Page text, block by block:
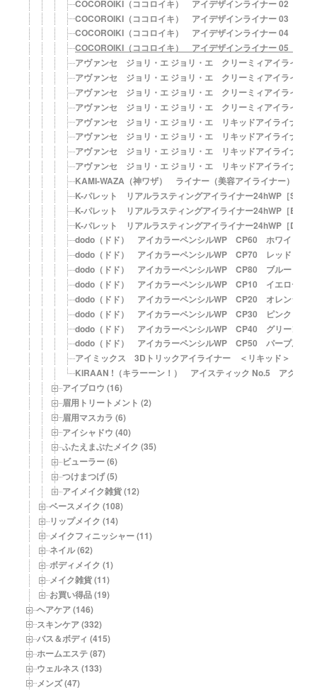
COCOROIKI（ココロイキ） アイデザインライナー 02 セピ
COCOROIKI（ココロイキ） アイデザインライナー 03 スタ
COCOROIKI（ココロイキ） アイデザインライナー 04 メイ
COCOROIKI（ココロイキ） アイデザインライナー 05 クリ
アヴァンセ ジョリ・エ ジョリ・エ クリーミィアイライナ
アヴァンセ ジョリ・エ ジョリ・エ クリーミィアイライナ
アヴァンセ ジョリ・エ ジョリ・エ クリーミィアイライナ
アヴァンセ ジョリ・エ ジョリ・エ クリーミィアイライナ
アヴァンセ ジョリ・エ ジョリ・エ リキッドアイライナー
アヴァンセ ジョリ・エ ジョリ・エ リキッドアイライナー
アヴァンセ ジョリ・エ ジョリ・エ リキッドアイライナー
アヴァンセ ジョリ・エ ジョリ・エ リキッドアイライナー
KAMI-WAZA（神ワザ） ライナー（美容アイライナー）
K-パレット リアルラスティングアイライナー24hWP［SB ス
K-パレット リアルラスティングアイライナー24hWP［BB ブ
K-パレット リアルラスティングアイライナー24hWP［DB デ
dodo（ドド） アイカラーペンシルWP CP60 ホワイト
dodo（ドド） アイカラーペンシルWP CP70 レッド
dodo（ドド） アイカラーペンシルWP CP80 ブルー
dodo（ドド） アイカラーペンシルWP CP10 イエロー
dodo（ドド） アイカラーペンシルWP CP20 オレンジ
dodo（ドド） アイカラーペンシルWP CP30 ピンク
dodo（ドド） アイカラーペンシルWP CP40 グリーン
dodo（ドド） アイカラーペンシルWP CP50 パープル
アイミックス 3Dトリックアイライナー ＜リキッド＞ ネイ
KIRAAN !（キラーーン！） アイスティック No.5 アクアク
アイブロウ (16)
眉用トリートメント (2)
眉用マスカラ (6)
アイシャドウ (40)
ふたえまぶたメイク (35)
ビューラー (6)
つけまつげ (5)
アイメイク雑貨 (12)
ベースメイク (108)
リップメイク (14)
メイクフィニッシャー (11)
ネイル (62)
ボディメイク (1)
メイク雑貨 (11)
お買い得品 (19)
ヘアケア (146)
スキンケア (332)
バス＆ボディ (415)
ホームエステ (87)
ウェルネス (133)
メンズ (47)